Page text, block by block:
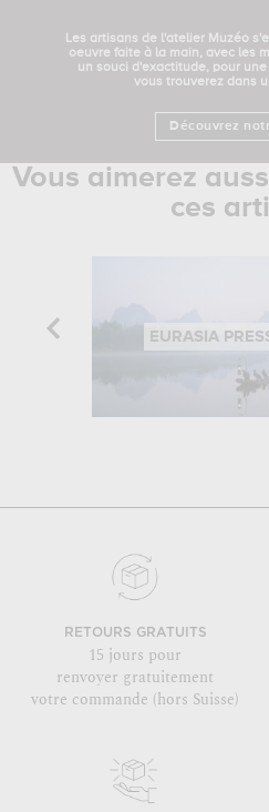
Les artisans de l'atelier Muzéo
oeuvre faite à la main, avec les
un souci d'exactitude, pour
vous trouverez dans
Découvrez
Vous aimerez
ces
EURASIA
RETOURS GRATUITS
15 jours pour
renvoyer gratuitement
votre commande (hors Suisse)